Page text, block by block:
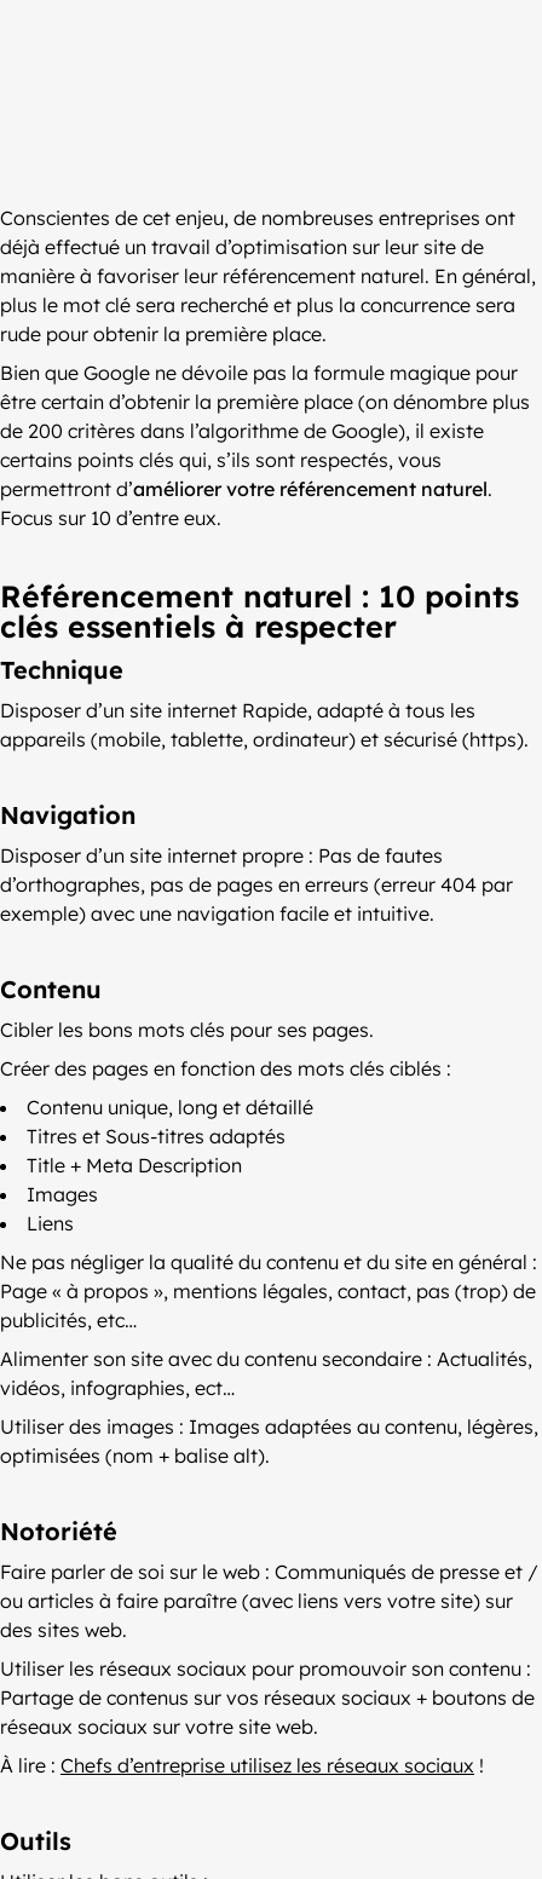
Conscientes de cet enjeu, de nombreuses entreprises ont
déjà effectué un travail d’optimisation sur leur site de
manière à favoriser leur référencement naturel. En général,
plus le mot clé sera recherché et plus la concurrence sera
rude pour obtenir la première place.
Bien que Google ne dévoile pas la formule magique pour
être certain d’obtenir la première place (on dénombre plus
de 200 critères dans l’algorithme de Google), il existe
certains points clés qui, s’ils sont respectés, vous
permettront d’améliorer votre référencement naturel.
Focus sur 10 d’entre eux.
Référencement naturel : 10 points
clés essentiels à respecter
Technique
Disposer d’un site internet Rapide, adapté à tous les
appareils (mobile, tablette, ordinateur) et sécurisé (https).
Navigation
Disposer d’un site internet propre : Pas de fautes
d’orthographes, pas de pages en erreurs (erreur 404 par
exemple) avec une navigation facile et intuitive.
Contenu
Cibler les bons mots clés pour ses pages.
Créer des pages en fonction des mots clés ciblés :
Contenu unique, long et détaillé
Titres et Sous-titres adaptés
Title + Meta Description
Images
Liens
Ne pas négliger la qualité du contenu et du site en général :
Page « à propos », mentions légales, contact, pas (trop) de
publicités, etc…
Alimenter son site avec du contenu secondaire : Actualités,
vidéos, infographies, ect…
Utiliser des images : Images adaptées au contenu, légères,
optimisées (nom + balise alt).
Notoriété
Faire parler de soi sur le web : Communiqués de presse et /
ou articles à faire paraître (avec liens vers votre site) sur
des sites web.
Utiliser les réseaux sociaux pour promouvoir son contenu :
Partage de contenus sur vos réseaux sociaux + boutons de
réseaux sociaux sur votre site web.
À lire : Chefs d’entreprise utilisez les réseaux sociaux !
Outils